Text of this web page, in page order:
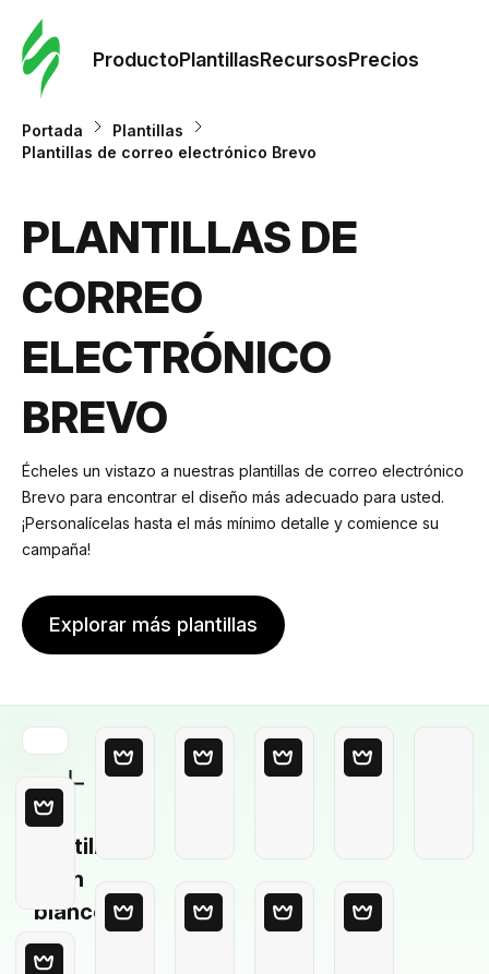
ProductoPlantillasRecursosPrecios
Portada
Plantillas
Plantillas de correo electrónico Brevo
PLANTILLAS DE
CORREO
ELECTRÓNICO
BREVO
Écheles un vistazo a nuestras plantillas de correo electrónico
Brevo para encontrar el diseño más adecuado para usted.
¡Personalícelas hasta el más mínimo detalle y comience su
campaña!
Explorar más plantillas
Plantilla
en
blanco